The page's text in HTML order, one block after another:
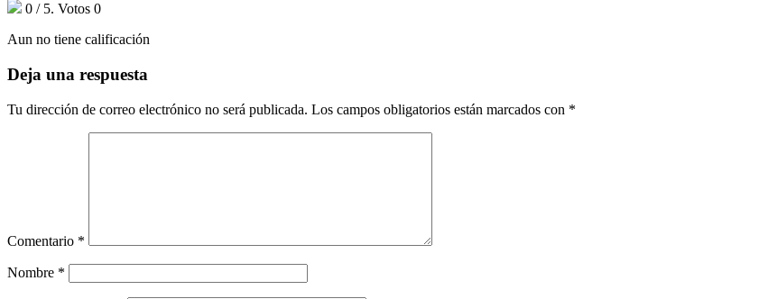
0 / 5. Votos 0
Aun no tiene calificación
Deja una respuesta
Tu dirección de correo electrónico no será publicada. Los campos obligatorios están marcados con *
Comentario *
Nombre *